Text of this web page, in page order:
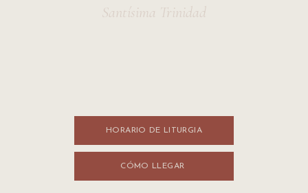
Santísima Trinidad
HORARIO DE LITURGI​​A
CÓMO LLEGA​​R